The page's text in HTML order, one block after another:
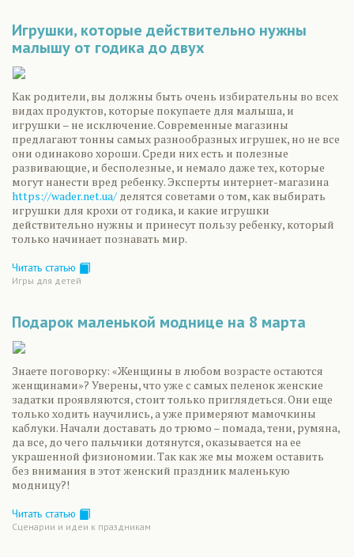
Игрушки, которые действительно нужны
малышу от годика до двух
Как родители, вы должны быть очень избирательны во всех
видах продуктов, которые покупаете для малыша, и
игрушки – не исключение. Современные магазины
предлагают тонны самых разнообразных игрушек, но не все
они одинаково хороши. Среди них есть и полезные
развивающие, и бесполезные, и немало даже тех, которые
могут нанести вред ребенку. Эксперты интернет-магазина
https://wader.net.ua/ делятся советами о том, как выбирать
игрушки для крохи от годика, и какие игрушки
действительно нужны и принесут пользу ребенку, который
только начинает познавать мир.
Читать статью
Игры для детей
Подарок маленькой моднице на 8 марта
Знаете поговорку: «Женщины в любом возрасте остаются
женщинами»? Уверены, что уже с самых пеленок женские
задатки проявляются, стоит только приглядеться. Они еще
только ходить научились, а уже примеряют мамочкины
каблуки. Начали доставать до трюмо – помада, тени, румяна,
да все, до чего пальчики дотянутся, оказывается на ее
украшенной физиономии. Так как же мы можем оставить
без внимания в этот женский праздник маленькую
модницу?!
Читать статью
Сценарии и идеи к праздникам